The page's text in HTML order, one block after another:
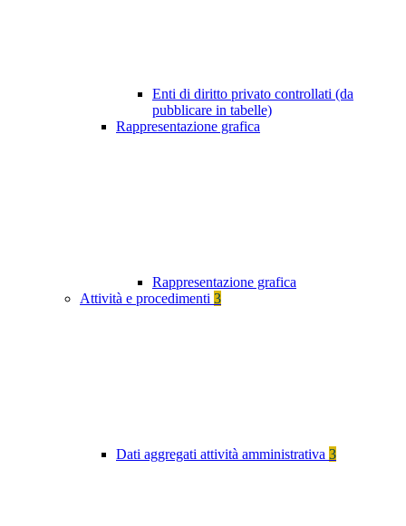
Enti di diritto privato controllati (da
pubblicare in tabelle)
Rappresentazione grafica
Rappresentazione grafica
Attività e procedimenti 3
Dati aggregati attività amministrativa 3